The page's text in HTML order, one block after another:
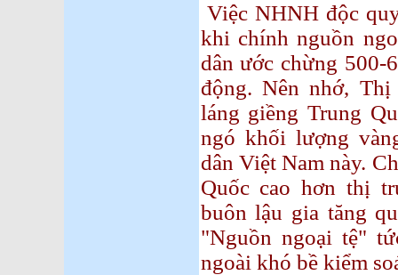
Việc NHNH độc
khi chính nguồn
dân ước chừng 500-
động. Nên nhớ,
láng giềng Trung
ngó khối lượng
dân Việt Nam này.
Quốc cao hơn thị
buôn lậu gia tăng
"Nguồn ngoại tệ"
ngoài khó bề kiểm